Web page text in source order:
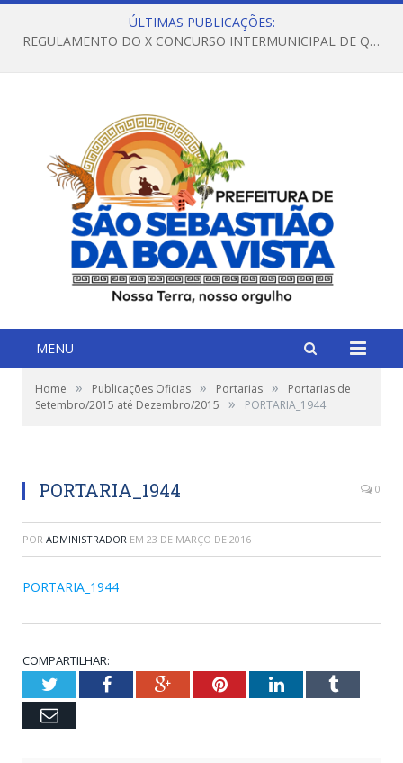
ÚLTIMAS PUBLICAÇÕES:
REGULAMENTO DO X CONCURSO INTERMUNICIPAL DE QUADRILHAS JUNINAS – 2026 – ARRAIÁ DA VENEZA
MENU
Home » Publicações Oficias » Portarias »
Portarias de
Setembro/2015 até Dezembro/2015
» PORTARIA_1944
PORTARIA_1944 0
POR ADMINISTRADOR EM 23 DE MARÇO DE 2016
PORTARIA_1944
COMPARTILHAR:
TwitterFacebookGoogle+PinterestLinkedInTumblr
Email